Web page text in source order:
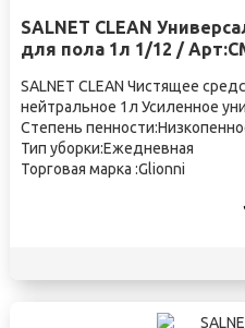
SALNET CLEAN
для пола 1л 1/12 /
SALNET CLEAN Чистящее
нейтральное 1л Усиленное
Степень
Тип уборки:Ежедневная
Торговая марка :Glionni